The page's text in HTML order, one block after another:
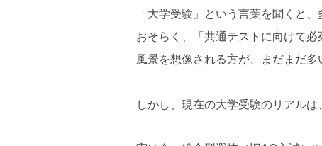
「大学受験」という言葉を聞くと
おそらく、「共通テストに向けて
風景を想像される方が、まだまだ多
しかし、現在の大学受験のリアル